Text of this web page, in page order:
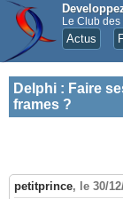
Le Club
Actus
Delphi : Faire
frames ?
petitprince, le 30/